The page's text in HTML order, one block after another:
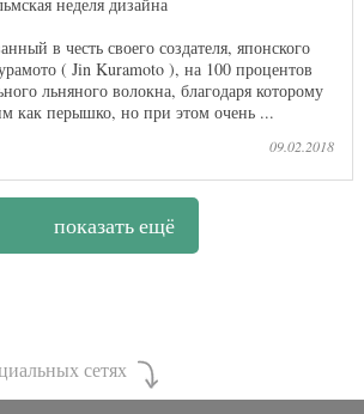
неделя дизайна
в честь своего создателя, японского
( Jin Kuramoto ), на 100 процентов
льняного волокна, благодаря которому
как перышко, но при этом очень ...
09.02.2018
показать ещё
сетях